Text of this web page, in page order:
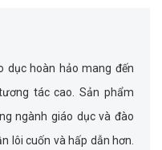
dục hoàn hảo mang đến
tác cao. Sản phẩm
ngành giáo dục và đào
lôi cuốn và hấp dẫn hơn.